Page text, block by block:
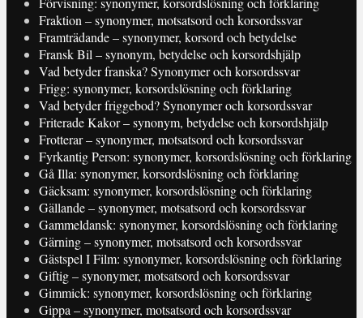
Fraktion – synonymer, motsatsord och korsordssvar
Framträdande – synonymer, korsord och betydelse
Fransk Bil – synonym, betydelse och korsordshjälp
Vad betyder franska? Synonymer och korsordssvar
Frigg: synonymer, korsordslösning och förklaring
Vad betyder friggebod? Synonymer och korsordssvar
Friterade Kakor – synonym, betydelse och korsordshjälp
Frotterar – synonymer, motsatsord och korsordssvar
Fyrkantig Person: synonymer, korsordslösning och förklaring
Gå Illa: synonymer, korsordslösning och förklaring
Gäcksam: synonymer, korsordslösning och förklaring
Gällande – synonymer, motsatsord och korsordssvar
Gammeldansk: synonymer, korsordslösning och förklaring
Gärning – synonymer, motsatsord och korsordssvar
Gästspel I Film: synonymer, korsordslösning och förklaring
Giftig – synonymer, motsatsord och korsordssvar
Gimmick: synonymer, korsordslösning och förklaring
Gippa – synonymer, motsatsord och korsordssvar